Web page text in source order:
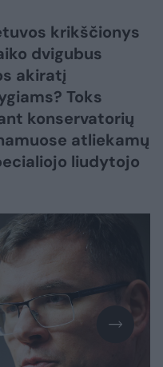
krikščionys
dvigubus
akiratį
Toks
konservatorių
atliekamų
liudytojo